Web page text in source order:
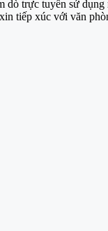
dò trực tuyến sử
tiếp xúc với văn